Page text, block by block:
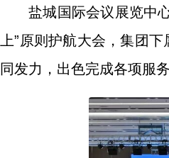
盐城国际会议展览中
上”原则护航大会，集团
同发力，出色完成各项服